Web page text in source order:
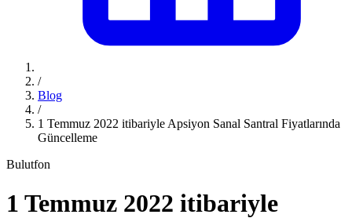
/
Blog
/
1 Temmuz 2022 itibariyle Apsiyon Sanal Santral Fiyatlarında
Güncelleme
Bulutfon
1 Temmuz 2022 itibariyle